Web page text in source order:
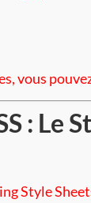
vous
: Le
Style